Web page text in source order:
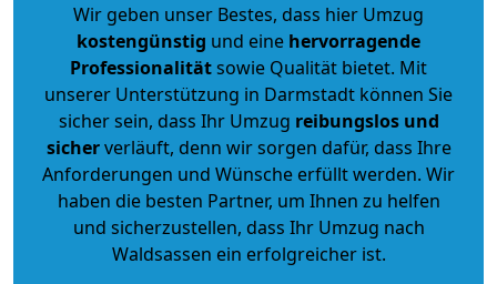
Wir geben unser Bestes, dass hier Umzug
kostengünstig und eine hervorragende
Professionalitätsowie Qualität bietet. Mit
unserer Unterstützung in Darmstadt können Sie
sicher sein, dass Ihr Umzug reibungslos und
sicherverläuft, denn wir sorgen dafür, dass Ihre
Anforderungen und Wünsche erfüllt werden. Wir
haben die besten Partner, um Ihnen zu helfen
und sicherzustellen, dass Ihr Umzug nach
Waldsassen ein erfolgreicher ist.